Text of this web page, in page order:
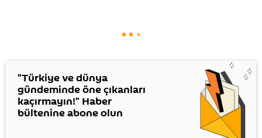
"Türkiye ve dünya
gündeminde öne çıkanları
kaçırmayın!" Haber
bültenine abone olun